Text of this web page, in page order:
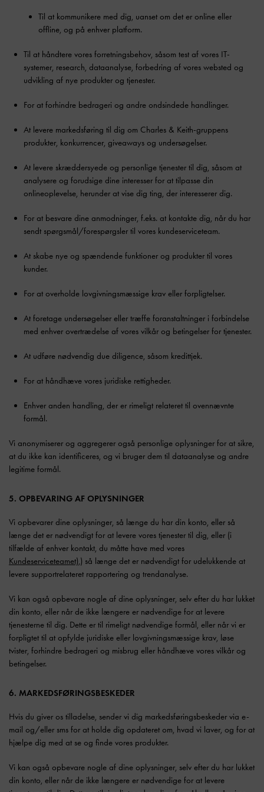
Til at kommunikere med dig, uanset om det er online eller
offline, og på enhver platform.
Til at håndtere vores forretningsbehov, såsom test af vores IT-
systemer, research, dataanalyse, forbedring af vores websted og
udvikling af nye produkter og tjenester.
For at forhindre bedrageri og andre ondsindede handlinger.
At levere markedsføring til dig om Charles & Keith-gruppens
produkter, konkurrencer, giveaways og undersøgelser.
At levere skræddersyede og personlige tjenester til dig, såsom at
analysere og forudsige dine interesser for at tilpasse din
onlineoplevelse, herunder at vise dig ting, der interesserer dig.
For at besvare dine anmodninger, f.eks. at kontakte dig, når du har
sendt spørgsmål/forespørgsler til vores kundeserviceteam.
At skabe nye og spændende funktioner og produkter til vores
kunder.
For at overholde lovgivningsmæssige krav eller forpligtelser.
At foretage undersøgelser eller træffe foranstaltninger i forbindelse
med enhver overtrædelse af vores vilkår og betingelser for tjenester.
At udføre nødvendig due diligence, såsom kredittjek.
For at håndhæve vores juridiske rettigheder.
Enhver anden handling, der er rimeligt relateret til ovennævnte
formål.
Vi anonymiserer og aggregerer også personlige oplysninger for at sikre,
at du ikke kan identificeres, og vi bruger dem til dataanalyse og andre
legitime formål.
5. OPBEVARING AF OPLYSNINGER
Vi opbevarer dine oplysninger, så længe du har din konto, eller så
længe det er nødvendigt for at levere vores tjenester til dig, eller (i
tilfælde af enhver kontakt, du måtte have med vores
Kundeserviceteamet), ) så længe det er nødvendigt for udelukkende at
levere supportrelateret rapportering og trendanalyse.
Vi kan også opbevare nogle af dine oplysninger, selv efter du har lukket
din konto, eller når de ikke længere er nødvendige for at levere
tjenesterne til dig. Dette er til rimeligt nødvendige formål, eller når vi er
forpligtet til at opfylde juridiske eller lovgivningsmæssige krav, løse
tvister, forhindre bedrageri og misbrug eller håndhæve vores vilkår og
betingelser.
6. MARKEDSFØRINGSBESKEDER
Hvis du giver os tilladelse, sender vi dig markedsføringsbeskeder via e-
mail og/eller sms for at holde dig opdateret om, hvad vi laver, og for at
hjælpe dig med at se og finde vores produkter.
Vi kan også opbevare nogle af dine oplysninger, selv efter du har lukket
din konto, eller når de ikke længere er nødvendige for at levere